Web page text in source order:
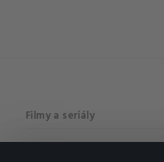
Filmy a seriály